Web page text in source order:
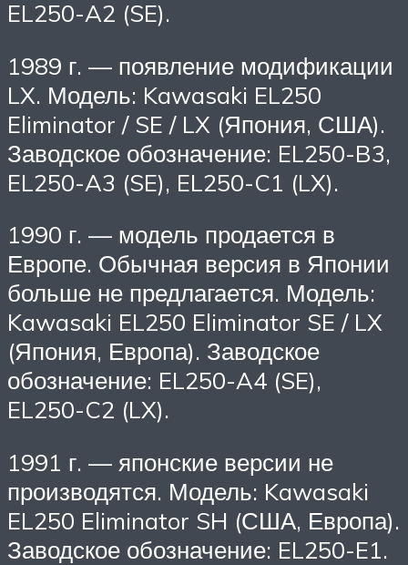
EL250-A2 (SE).
1989 г. — появление модификации
LX. Модель: Kawasaki EL250
Eliminator / SE / LX (Япония, США).
Заводское обозначение: EL250-B3,
EL250-A3 (SE), EL250-C1 (LX).
1990 г. — модель продается в
Европе. Обычная версия в Японии
больше не предлагается. Модель:
Kawasaki EL250 Eliminator SE / LX
(Япония, Европа). Заводское
обозначение: EL250-A4 (SE),
EL250-C2 (LX).
1991 г. — японские версии не
производятся. Модель: Kawasaki
EL250 Eliminator SH (США, Европа).
Заводское обозначение: EL250-E1.